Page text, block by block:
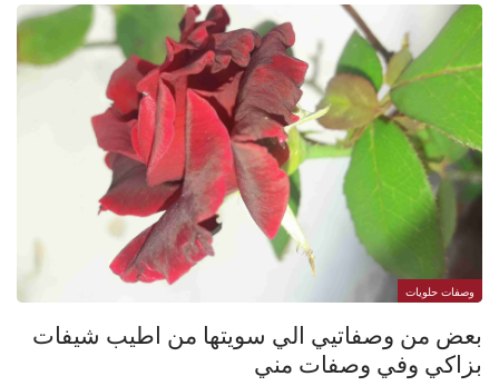
وصفات حلويات
بعض من وصفاتيي الي سويتها من اطيب شيفات
بزاكي وفي وصفات مني